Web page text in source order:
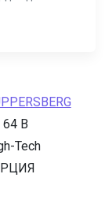
64 B
Tech